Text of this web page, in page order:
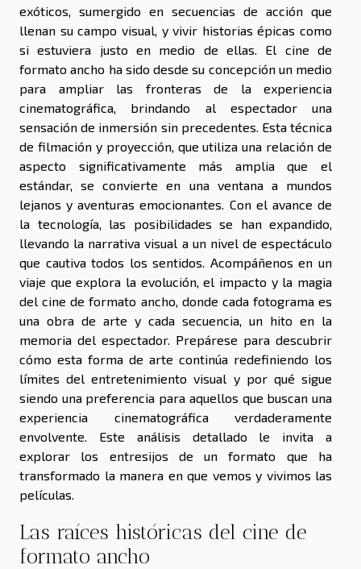
exóticos, sumergido en secuencias de acción que
llenan su campo visual, y vivir historias épicas como
si estuviera justo en medio de ellas. El cine de
formato ancho ha sido desde su concepción un medio
para ampliar las fronteras de la experiencia
cinematográfica, brindando al espectador una
sensación de inmersión sin precedentes. Esta técnica
de filmación y proyección, que utiliza una relación de
aspecto significativamente más amplia que el
estándar, se convierte en una ventana a mundos
lejanos y aventuras emocionantes. Con el avance de
la tecnología, las posibilidades se han expandido,
llevando la narrativa visual a un nivel de espectáculo
que cautiva todos los sentidos. Acompáñenos en un
viaje que explora la evolución, el impacto y la magia
del cine de formato ancho, donde cada fotograma es
una obra de arte y cada secuencia, un hito en la
memoria del espectador. Prepárese para descubrir
cómo esta forma de arte continúa redefiniendo los
límites del entretenimiento visual y por qué sigue
siendo una preferencia para aquellos que buscan una
experiencia cinematográfica verdaderamente
envolvente. Este análisis detallado le invita a
explorar los entresijos de un formato que ha
transformado la manera en que vemos y vivimos las
películas.
Las raíces históricas del cine de
formato ancho